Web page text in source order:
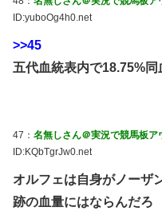
ID:yuboOg4h0.net
>>45
五代血統表内で18.75%
47： 名無しさん＠実況で競馬板ア
ID:KQbTgrJw0.net
オルフェは自身がノーザ
跡の血量にはならんだろ